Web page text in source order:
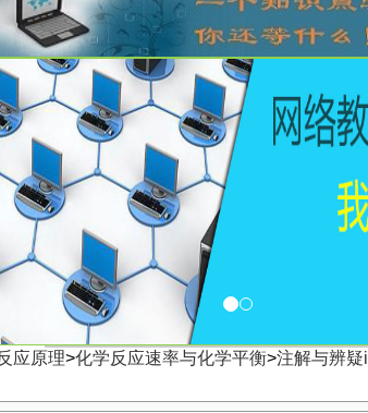
<
应原理>化学反应速率与化学平衡>注解与辨疑i